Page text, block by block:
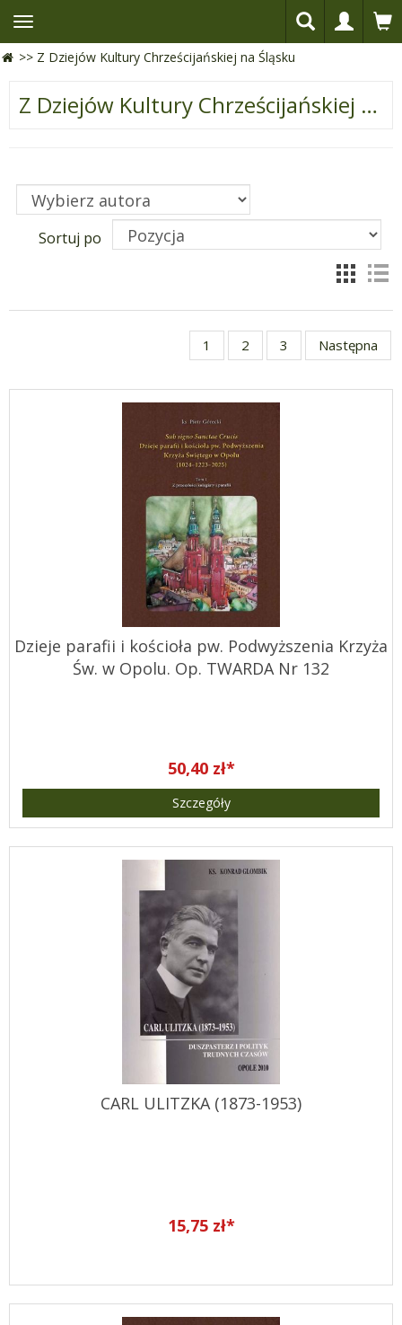
>> Z Dziejów Kultury Chrześcijańskiej na Śląsku
Z Dziejów Kultury Chrześcijańskiej na Śląsku
Sortuj po
1 2 3 Następna
Dzieje parafii i kościoła pw. Podwyższenia Krzyża
Św. w Opolu. Op. TWARDA Nr 132
50,40 zł*
Szczegóły
CARL ULITZKA (1873-1953)
15,75 zł*